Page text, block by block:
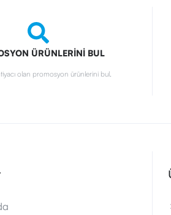
ÜRÜNLERİNİ BUL
olan promosyon ürünlerini bul.